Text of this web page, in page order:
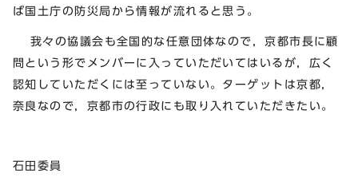
ば国土庁の防災局から情報が流れると思う。
我々の協議会も全国的な任意団体なので，京都市長に顧
問という形でメンバーに入っていただいてはいるが，広く
認知していただくには至っていない。ターゲットは京都，
奈良なので，京都市の行政にも取り入れていただきたい。
石田委員